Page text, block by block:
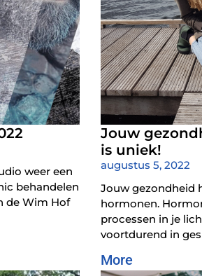
weer een
behandelen
de Wim Hof
Jouw
is uniek!
augustus 5, 2022
Jouw gezondheid
hormonen.
processen in je
voortdurend in
More